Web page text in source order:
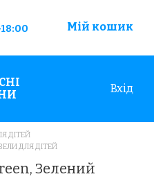
Мій кошик
Вхід
ДІТЕЙ
ДЛЯ ДІТЕЙ
Зелений